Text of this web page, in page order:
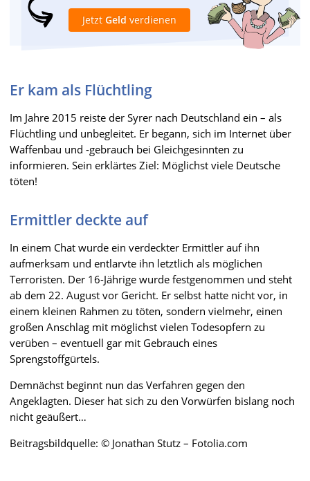
Jetzt Geld verdienen
Er kam als Flüchtling
Im Jahre 2015 reiste der Syrer nach Deutschland ein – als
Flüchtling und unbegleitet. Er begann, sich im Internet über
Waffenbau und -gebrauch bei Gleichgesinnten zu
informieren. Sein erklärtes Ziel: Möglichst viele Deutsche
töten!
Ermittler deckte auf
In einem Chat wurde ein verdeckter Ermittler auf ihn
aufmerksam und entlarvte ihn letztlich als möglichen
Terroristen. Der 16-Jährige wurde festgenommen und steht
ab dem 22. August vor Gericht. Er selbst hatte nicht vor, in
einem kleinen Rahmen zu töten, sondern vielmehr, einen
großen Anschlag mit möglichst vielen Todesopfern zu
verüben – eventuell gar mit Gebrauch eines
Sprengstoffgürtels.
Demnächst beginnt nun das Verfahren gegen den
Angeklagten. Dieser hat sich zu den Vorwürfen bislang noch
nicht geäußert…
Beitragsbildquelle: © Jonathan Stutz – Fotolia.com